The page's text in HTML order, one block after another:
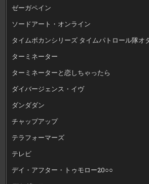
ゼーガペイン
ソードアート・オンライン
タイムボカンシリーズ タイムパトロール隊オ
ターミネーター
ターミネーターと恋しちゃったら
ダイバージェンス・イヴ
ダンダダン
チャップアップ
テラフォーマーズ
テレビ
デイ・アフター・トゥモロー20○○